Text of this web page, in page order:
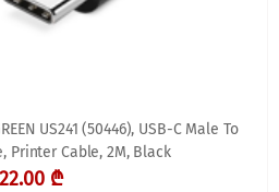
US241 (50446), USB-C Male To
Printer Cable, 2M, Black
22.00 ₾